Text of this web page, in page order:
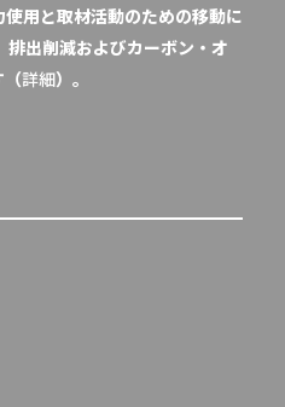
用と取材活動のための移動に
出削減およびカーボン・オ
（詳細）。